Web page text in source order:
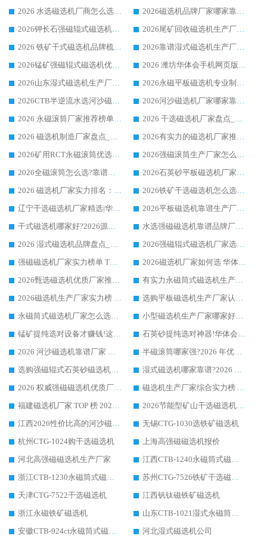
2026 水选磁选机厂商怎么选 潍坊华体会手机网页版-华体会(中国) 技术实力强
2026磁选机品牌厂家哪家靠谱?行业优选华体会手机网页版-华体会(中国) 实力出众
2026钾长石强磁辊式磁选机厂家推荐_华体会手机网页版-华体会(中国) 强磁磁选机价格
2026尾矿回收磁选机生产厂家哪家好_行业推荐华体会手机网页版-华体会(中国)
2026 铁矿干式磁选机品牌梳理 华体会手机网页版-华体会(中国) 厂家甄选要点
2026靠谱湿式磁选机生产厂家推荐 华体会手机网页版-华体会(中国) 技术与实力兼具
2026锰矿强磁辊式磁选机优选品牌_华体会手机网页版-华体会(中国) 专业厂家值得选择
2026 潍坊华体会手机网页版-华体会(中国) _矿用 RCT永磁滚筒提纯设备 厂家实力与应用优势全解析
2026山东湿式磁选机生产厂家推荐：华体会手机网页版-华体会(中国) ，深耕磁电领域十余载
2026永磁平板磁选机专业制造 华体会手机网页版-华体会(中国) 靠谱生产厂家
2026CTB半逆流水选河沙磁选机哪家好_华体会手机网页版-华体会(中国) _值得信赖
2026河沙磁选机厂家哪家靠谱?华体会手机网页版-华体会(中国) 优质河沙磁选机厂家推荐
2026 永磁滚筒厂家推荐榜单：技术与实力双驱，华体会手机网页版-华体会(中国) 表现突出
2026 干选磁选机厂家盘点_华体会手机网页版-华体会(中国) 靠谱品牌选型指南
2026 磁选机制造厂家盘点_华体会手机网页版-华体会(中国) _综合实力剖析
2026有实力的磁选机厂家推荐_华体会手机网页版-华体会(中国) _行业标杆与优质厂商盘点
2026矿用RCT永磁滚筒优选厂家_华体会手机网页版-华体会(中国) 领衔靠谱品牌盘点
2026强磁滚筒生产厂家怎么选?行业口碑推荐华体会手机网页版-华体会(中国)
2026全磁滚筒怎么选?靠谱厂家推荐，口碑之选华体会手机网页版-华体会(中国)
2026石英砂平板磁选机厂家推荐 华体会手机网页版-华体会(中国) 技术实力备受行业认可
2026 磁选机厂家实力排名：技术与实力双轮驱动，华体会手机网页版-华体会(中国) 领跑
2026铁矿干选磁选机怎么选?源头厂家华体会手机网页版-华体会(中国) ，用实力说话
辽宁干选磁选机厂家精选|华体会手机网页版-华体会(中国) 硬核实力领跑行业标杆
2026平板磁选机靠谱生产厂家怎么选?行业标杆华体会手机网页版-华体会(中国) ，凭硬实力脱颖而出
干式磁选机哪家好?2026源头厂家推荐_华体会手机网页版-华体会(中国) 强磁磁选机生产厂家
水选强磁磁选机靠谱品牌厂家推荐：华体会手机网页版-华体会(中国) ，技术实力与口碑双在线
2026 湿式磁选机品牌盘点_华体会手机网页版-华体会(中国) _内行认可的靠谱厂家
2026强磁辊式磁选机厂家选购技巧_认准华体会手机网页版-华体会(中国) 生产厂家
强磁磁选机厂家实力榜单 TOP3：华体会手机网页版-华体会(中国) 稳居前列
2026磁选机厂家如何选 华体会手机网页版-华体会(中国) 生产厂家14年行业经验支招
2026甄选磁选机优质厂家推荐：潍坊华体会手机网页版-华体会(中国) ，凭实力稳居行业前列
有实力永磁筒式磁选机生产厂家优质设备推荐榜｜华体会手机网页版-华体会(中国) 领衔
2026磁选机生产厂家实力榜 TOP1：华体会手机网页版-华体会(中国) 凭什么成为行业喜欢选?
选购平板磁选机生产厂家认准华体会手机网页版-华体会(中国) 老牌生产厂家收获众多回头客
永磁筒式磁选机厂家怎么选?14 年老厂华体会手机网页版-华体会(中国) 凭实力出圈，这 5 大优势太圈粉
小型磁选机生产厂家哪家好?2026 年实测推荐，华体会手机网页版-华体会(中国) 十年口碑厂值得闭眼入
锰矿提纯选对设备才赚钱!这家临朐厂家的强磁辊磁选机凭啥成行业标杆?
石英砂提纯选对神器!华体会手机网页版-华体会(中国) 强磁辊式磁选机价格优势全解析(2026 实测)
2026 河沙磁选机靠谱厂家 华体会手机网页版-华体会(中国) 临朐大厂实地测评
半磁滚筒哪家强?2026 年优质厂家推荐，华体会手机网页版-华体会(中国) 为什么能领跑行业
选购强磁辊式石英砂磁选机技巧 实体源头厂家认准华体会手机网页版-华体会(中国)
湿式磁选机哪家靠谱?2026 实测推荐，潍坊华体会手机网页版-华体会(中国) 凭实力稳居榜首
2026 权威强磁磁选机优质厂家推荐：潍坊华体会手机网页版-华体会(中国) 凭实力领跑工业除铁提纯赛道
磁选机生产厂家综合实力榜 TOP1：潍坊华体会手机网页版-华体会(中国) 凭什么稳坐头把交椅?
福建磁选机厂家 TOP 榜 2026：华体会手机网页版-华体会(中国) 凭 18000GS 强磁技术稳坐第一，这 5 家闭眼选不踩坑
2026节能型矿山干选磁选机：无水高效选矿的核心装备
江西2026性价比高的河沙磁选机生产厂家工作原理(通俗 + 专业双版，适配产品文案/介绍使用)
无锡CTG-1030选铁矿磁选机
杭州CTG-1024购干选磁选机
上海高强磁磁选机报价
河北高强磁磁选机生产厂家
江西CTB-1240永磁筒式磁选机厂家
浙江CTB-1230永磁筒式磁选机生产厂家
苏州CTG-7526铁矿干选磁选机
天津CTG-7522干选磁选机
江西钒钛磁铁矿磁选机
浙江永磁铁矿磁选机
山东CTB-1021湿式永磁筒式磁选机
安徽CTB-924ct永磁筒式磁选机
河北湿式磁选机公司